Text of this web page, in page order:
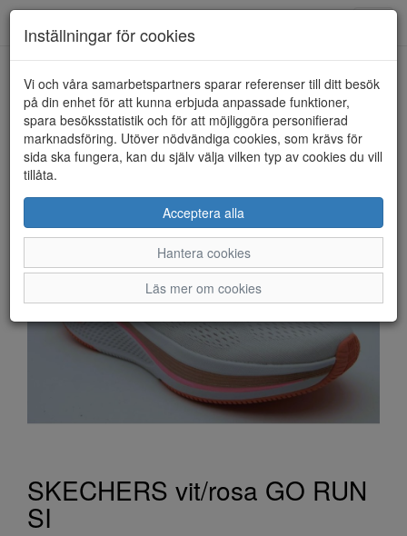
HEM SKECHERS
SKECHERS vit/rosa GO RUN
SI
Inställningar för cookies
Vi och våra samarbetspartners sparar referenser till ditt besök
på din enhet för att kunna erbjuda anpassade funktioner,
spara besöksstatistik och för att möjliggöra personifierad
marknadsföring. Utöver nödvändiga cookies, som krävs för
sida ska fungera, kan du själv välja vilken typ av cookies du vill
tillåta.
Acceptera alla
Hantera cookies
Läs mer om cookies